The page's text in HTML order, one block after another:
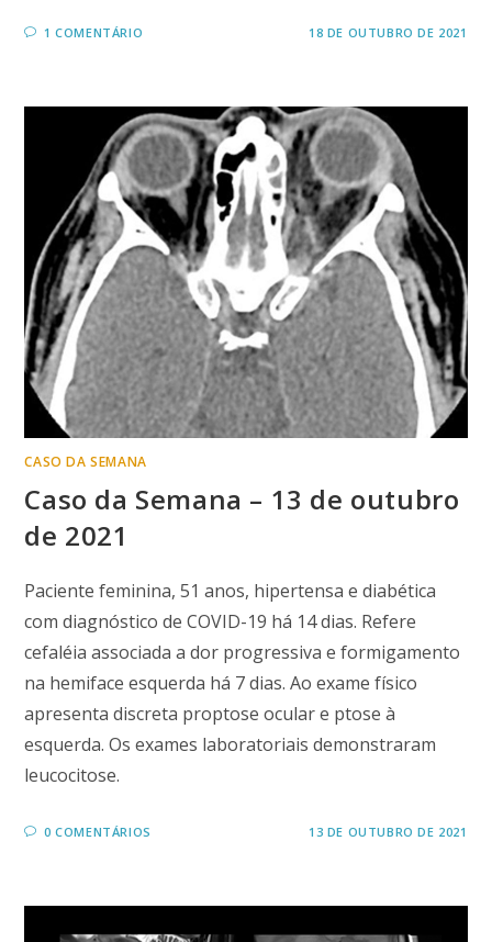
1 COMENTÁRIO 18 DE OUTUBRO DE 2021
CASO DA SEMANA
Caso da Semana – 13 de outubro
de 2021
Paciente feminina, 51 anos, hipertensa e diabética
com diagnóstico de COVID-19 há 14 dias. Refere
cefaléia associada a dor progressiva e formigamento
na hemiface esquerda há 7 dias. Ao exame físico
apresenta discreta proptose ocular e ptose à
esquerda. Os exames laboratoriais demonstraram
leucocitose.
0 COMENTÁRIOS 13 DE OUTUBRO DE 2021